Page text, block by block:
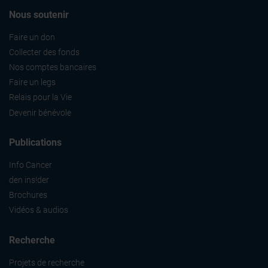
Nous soutenir
Faire un don
Collecter des fonds
Nos comptes bancaires
Faire un legs
Relais pour la Vie
Devenir bénévole
Publications
Info Cancer
den ins!der
Brochures
Vidéos & audios
Recherche
Projets de recherche